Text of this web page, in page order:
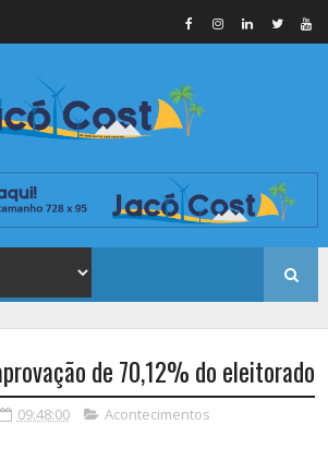
de 70,12% do eleitorado
09:48:00 Acontecimentos